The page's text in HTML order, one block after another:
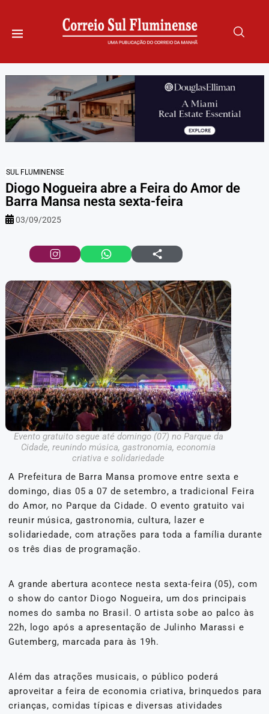
SUL FLUMINENSE
Diogo Nogueira abre a Feira do Amor de
Barra Mansa nesta sexta-feira
03/09/2025
Evento gratuito segue até domingo (07) no Parque da
Cidade, reunindo música, gastronomia, economia
criativa e solidariedade
A Prefeitura de Barra Mansa promove entre sexta e
domingo, dias 05 a 07 de setembro, a tradicional Feira
do Amor, no Parque da Cidade. O evento gratuito vai
reunir música, gastronomia, cultura, lazer e
solidariedade, com atrações para toda a família durante
os três dias de programação.
A grande abertura acontece nesta sexta-feira (05), com
o show do cantor Diogo Nogueira, um dos principais
nomes do samba no Brasil. O artista sobe ao palco às
22h, logo após a apresentação de Julinho Marassi e
Gutemberg, marcada para às 19h.
Além das atrações musicais, o público poderá
aproveitar a feira de economia criativa, brinquedos para
crianças, comidas típicas e diversas atividades